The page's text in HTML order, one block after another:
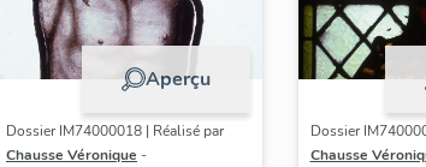
Aperçu
Dossier IM74000018 | Réalisé par
Chausse Véronique -
Dossier
Chausse